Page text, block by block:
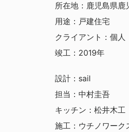
所在地：鹿児島県鹿
用途：戸建住宅
クライアント：個人
竣工：2019年
設計：sail
担当：中村圭吾
キッチン：松井木工
施工：ウチノワーク